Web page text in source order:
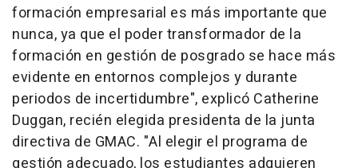
formación empresarial es más importante que
nunca, ya que el poder transformador de la
formación en gestión de posgrado se hace más
evidente en entornos complejos y durante
periodos de incertidumbre", explicó Catherine
Duggan, recién elegida presidenta de la junta
directiva de GMAC. "Al elegir el programa de
gestión adecuado, los estudiantes adquieren